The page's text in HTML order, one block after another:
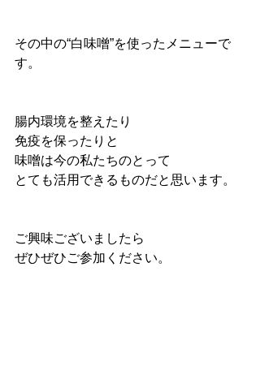
その中の“白味噌”を使ったメニューで
す。
腸内環境を整えたり
免疫を保ったりと
味噌は今の私たちのとって
とても活用できるものだと思います。
ご興味ございましたら
ぜひぜひご参加ください。